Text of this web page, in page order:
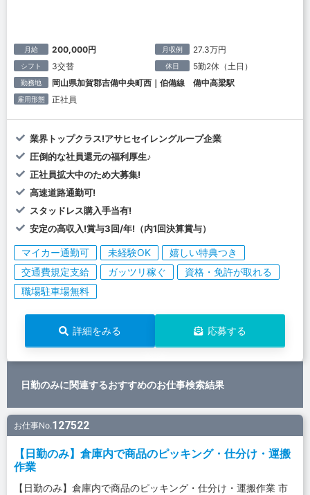
月給 200,000円 月収例 27.3万円
シフト 3交替 休日 5勤2休（土日）
勤務地 岡山県加賀郡吉備中央町西｜伯備線 備中高梁駅
雇用形態 正社員
業界トップクラス!アサヒセイレングループ企業
圧倒的な社員還元の福利厚生♪
正社員拡大中のため大募集!
高速道路通勤可!
スタッドレス購入手当有!
安定の高収入!賞与3回/年!（内1回決算賞与）
マイカー通勤可 未経験OK
嬉しい特典つき
交通費規定支給
ガッツリ稼ぐ
資格・免許が取れる
職場駐車場無料
詳細をみる 応募する
日勤のみに関連するおすすめのお仕事検索結果
お仕事No.127522
【日勤のみ】倉庫内で商品のピッキング・仕分け・運搬
作業
【日勤のみ】倉庫内で商品のピッキング・仕分け・運搬作業 市